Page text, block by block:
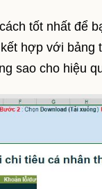
tốt nhất để
hợp với
sao cho hiệu